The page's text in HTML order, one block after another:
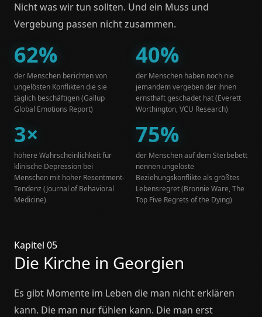
Nicht was wir tun sollten. Und ein Muss und
Vergebung passen nicht zusammen.
62%
der Menschen berichten von
ungelösten Konflikten die sie
täglich beschäftigen (Gallup
Global Emotions Report)
40%
der Menschen haben noch nie
jemandem vergeben der ihnen
ernsthaft geschadet hat (Everett
Worthington, VCU Research)
3×
höhere Wahrscheinlichkeit für
klinische Depression bei
Menschen mit hoher Resentment-
Tendenz (Journal of Behavioral
Medicine)
75%
der Menschen auf dem Sterbebett
nennen ungelöste
Beziehungskonflikte als größtes
Lebensregret (Bronnie Ware, The
Top Five Regrets of the Dying)
Kapitel 05
Die Kirche in Georgien
Es gibt Momente im Leben die man nicht erklären
kann. Die man nur fühlen kann. Die man erst